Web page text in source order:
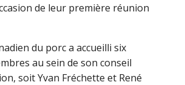
de leur première réunion
du porc a accueilli six
au sein de son conseil
soit Yvan Fréchette et René